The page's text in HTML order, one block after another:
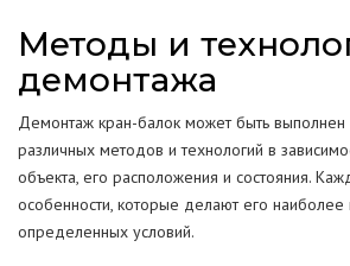
Методы и
демонтажа
Демонтаж кран-балок может быть выполнен
различных методов и технологий в
объекта, его расположения и состояния.
особенности, которые делают его
определенных условий.